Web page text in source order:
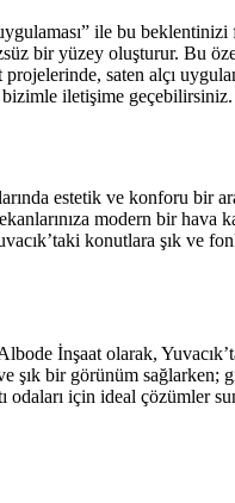
ile bu beklentinizi
bir yüzey oluşturur. Bu
saten alçı
bizimle iletişime geçebilirsiniz.
estetik ve konforu bir
modern bir hava
konutlara şık ve
İnşaat olarak,
şık bir görünüm
için ideal çözümler